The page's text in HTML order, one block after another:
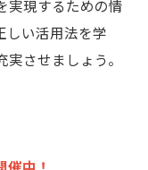
実現するための情
しい活用法を学
させましょう。